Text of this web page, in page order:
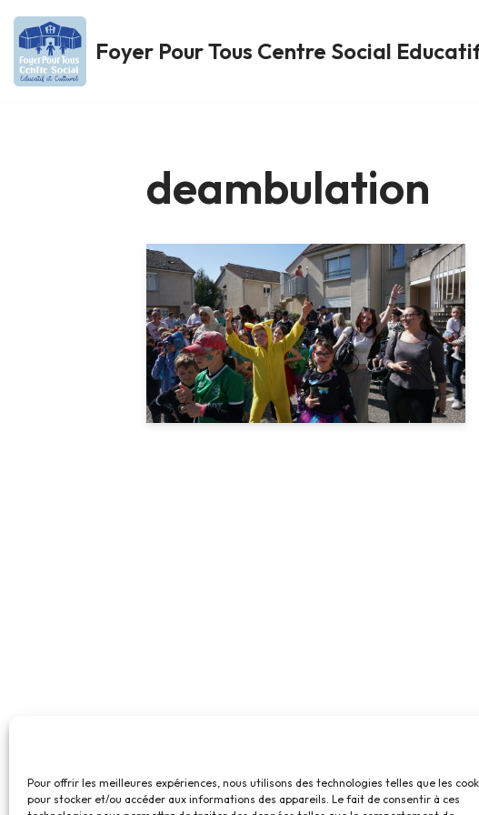
Pour offrir les meilleures expériences, nous utilisons des technologies telles que les
pour stocker et/ou accéder aux informations des appareils. Le fait de consentir à ces
Aller
au
Foyer Pour Tous Centre Social
deambulation